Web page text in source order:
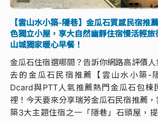
【雲山水小築-隱巷】金瓜石質感民宿推
色獨立小屋，享大自然幽靜住宿慢活輕旅
山城獨家暖心早餐！
金瓜石住宿選哪間？告訴你網路高評價
去的金瓜石民宿推薦【雲山水小築-
Dcard與PTT人氣推薦熱門金瓜石包棟
裡！今天要來分享瑞芳金瓜石民宿推薦
築3大主題住宿之一「隱巷」石頭屋，